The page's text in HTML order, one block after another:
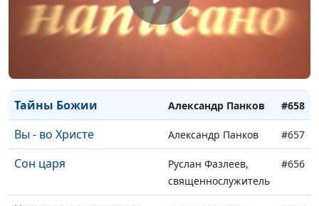
Сыновья и дочери
Александр Панков #660
Богатые во Христе Александр Панков #659
Тайны Божии Александр Панков #658
Вы - во Христе Александр Панков #657
Сон царя
Руслан Фазлеев,
священнослужитель
#656